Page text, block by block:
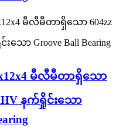
မီလီမီတာရှိသော
နက်ရှိုင်းသော